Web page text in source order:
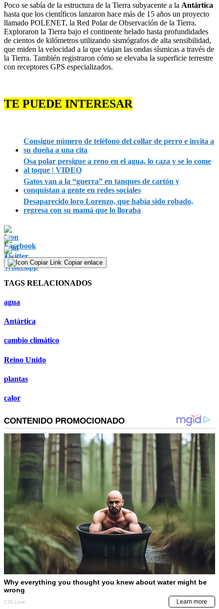
Poco se sabía de la estructura de la Tierra subyacente a la Antártica
hasta que los científicos lanzaron hace más de 15 años un proyecto
llamado POLENET, la Red Polar de Observación de la Tierra.
Exploraron la Tierra bajo el continente helado hasta profundidades
de cientos de kilómetros utilizando sismógrafos de alta sensibilidad,
que miden la velocidad a la que viajan las ondas sísmicas a través de
la Tierra. También registraron cómo se elevaba la superficie terrestre
con receptores GPS especializados.
TE PUEDE INTERESAR
Consigue número de teléfono del collar de perro e invita a
su dueña a una cita
Osa polar persigue a reno en el agua, lo caza y se lo come
al toque | VIDEO
Gatos van a la “guerra” en tanques de cartón y
conquistan a gente en redes sociales
Desaparecido loro Lorenzo, que había sido robado,
regresa con su mamá que lo lloraba
Copiar enlace
TAGS RELACIONADOS
agua
Antártica
cambio climático
Reino Unido
plantas
calor